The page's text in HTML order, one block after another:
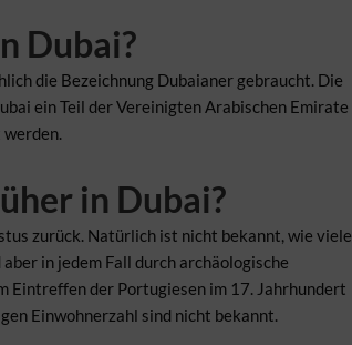
Dubai?
die Bezeichnung Dubaianer gebraucht. Die
ein Teil der Vereinigten Arabischen Emirate
in Dubai?
zurück. Natürlich ist nicht bekannt, wie viele
in jedem Fall durch archäologische
Eintreffen der Portugiesen im 17. Jahrhundert
Einwohnerzahl sind nicht bekannt.